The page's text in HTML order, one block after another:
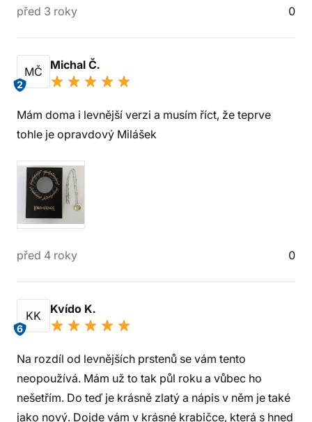
před 3 roky 0
MČ
2
Michal Č.
Mám doma i levnější verzi a musím říct, že teprve
tohle je opravdový Milášek
před 4 roky 0
KK
6
Kvído K.
Na rozdíl od levnějších prstenů se vám tento
neopoužívá. Mám už to tak půl roku a vůbec ho
nešetřím. Do teď je krásně zlatý a nápis v něm je také
jako nový. Dojde vám v krásné krabičce, která s hned